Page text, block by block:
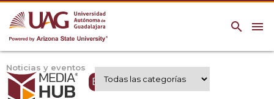
menu
search
Noticias y eventos
Expertos UAG